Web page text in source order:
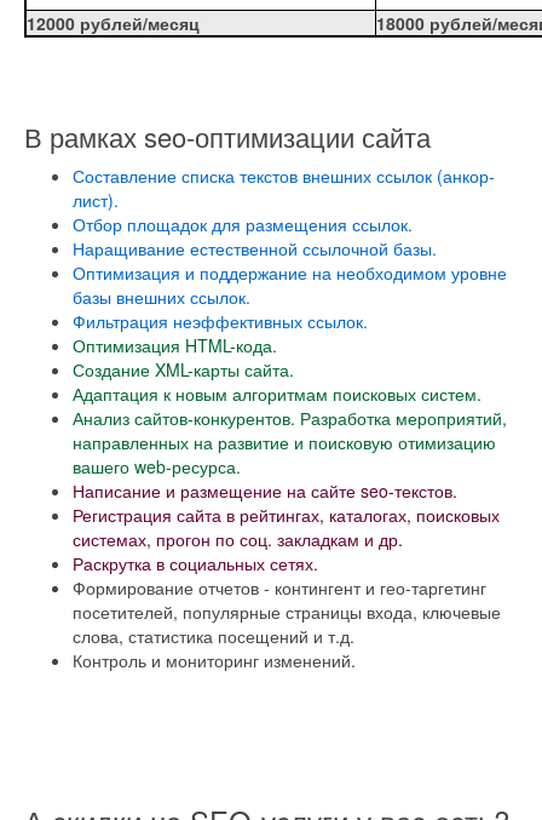
12000 рублей/месяц
18000 рублей/
В рамках seo-оптимизации сайта
Составление списка текстов внешних ссылок (анкор-
лист).
Отбор площадок для размещения ссылок.
Наращивание естественной ссылочной базы.
Оптимизация и поддержание на необходимом уровне
базы внешних ссылок.
Фильтрация неэффективных ссылок.
Оптимизация HTML-кода.
Создание XML-карты сайта.
Адаптация к новым алгоритмам поисковых систем.
Анализ сайтов-конкурентов. Разработка мероприятий,
направленных на развитие и поисковую отимизацию
вашего web-ресурса.
Написание и размещение на сайте seo-текстов.
Регистрация сайта в рейтингах, каталогах, поисковых
системах, прогон по соц. закладкам и др.
Раскрутка в социальных сетях.
Формирование отчетов - контингент и гео-таргетинг
посетителей, популярные страницы входа, ключевые
слова, статистика посещений и т.д.
Контроль и мониторинг изменений.